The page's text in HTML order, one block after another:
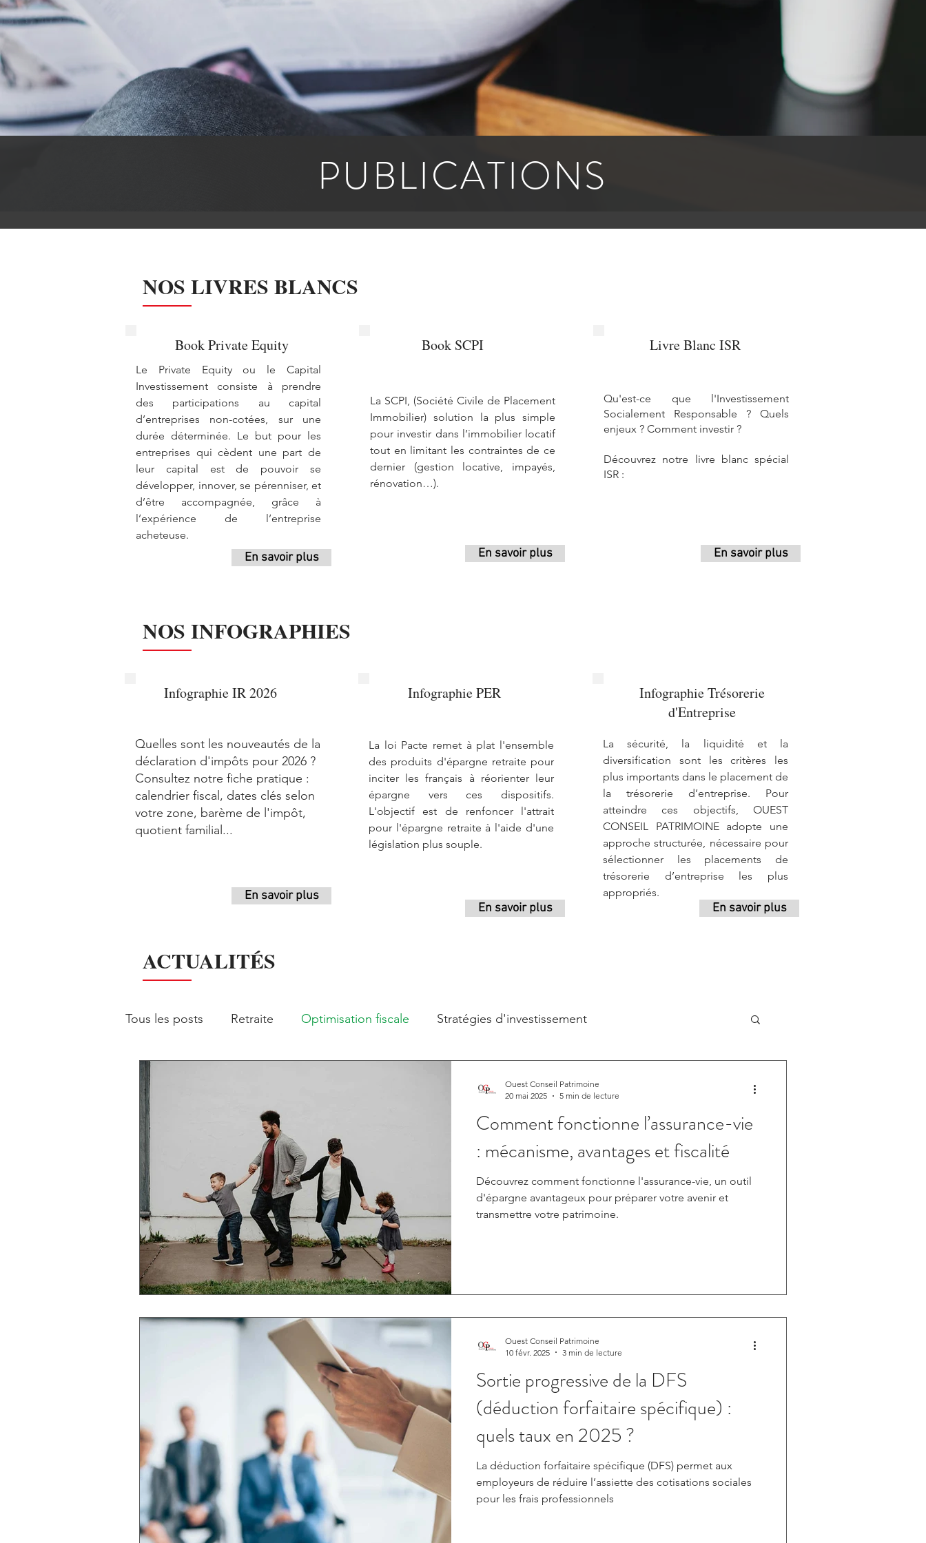
PUBLICATIONS
NOS LIVRES BLANCS
Book Private Equity
Le Private Equity ou le Capital
Investissement consiste à prendre
des participations au capital
d’entreprises non-cotées, sur une
durée déterminée. Le but pour les
entreprises qui cèdent une part de
leur capital est de pouvoir se
développer, innover, se pérenniser, et
d’être accompagnée, grâce à
l’expérience de l’entreprise
acheteuse.
En savoir plus
Book SCPI
La SCPI, (Société Civile de Placement
Immobilier) solution la plus simple
pour investir dans l’immobilier locatif
tout en limitant les contraintes de ce
dernier (gestion locative, impayés,
rénovation…).
En savoir plus
Livre Blanc ISR
Qu'est-ce que l'Investissement
Socialement Responsable ? Quels
enjeux ? Comment investir ?
Découvrez notre livre blanc spécial
ISR :
En savoir plus
NOS INFOGRAPHIES
Infographie IR 2026
Quelles sont les nouveautés de la
déclaration d'impôts pour 2026 ?
Consultez notre fiche pratique :
calendrier fiscal, dates clés selon
votre zone, barème de l'impôt,
quotient familial...
En savoir plus
Infographie PER
La loi Pacte remet à plat l'ensemble
des produits d'épargne retraite pour
inciter les français à réorienter leur
épargne vers ces dispositifs.
L'objectif est de renfoncer l'attrait
pour l'épargne retraite à l'aide d'une
législation plus souple.
En savoir plus
Infographie Trésorerie
d'Entreprise
La sécurité, la liquidité et la
diversification sont les critères les
plus importants dans le placement de
la trésorerie d’entreprise. Pour
atteindre ces objectifs, OUEST
CONSEIL PATRIMOINE adopte une
approche structurée, nécessaire pour
sélectionner les placements de
trésorerie d’entreprise les plus
appropriés.
En savoir plus
ACTUALITÉS
Tous les posts Retraite Optimisation fiscale Stratégies d'investissement
Comment fonctionne l’assurance-vie
: mécanisme, avantages et fiscalité
Découvrez comment fonctionne l'assurance-vie, un outil
d'épargne avantageux pour préparer votre avenir et
transmettre votre patrimoine.
Ouest Conseil Patrimoine
20 mai 2025
5 min de lecture
Sortie progressive de la DFS
(déduction forfaitaire spécifique) :
quels taux en 2025 ?
La déduction forfaitaire spécifique (DFS) permet aux
employeurs de réduire l’assiette des cotisations sociales
pour les frais professionnels
Ouest Conseil Patrimoine
10 févr. 2025
3 min de lecture